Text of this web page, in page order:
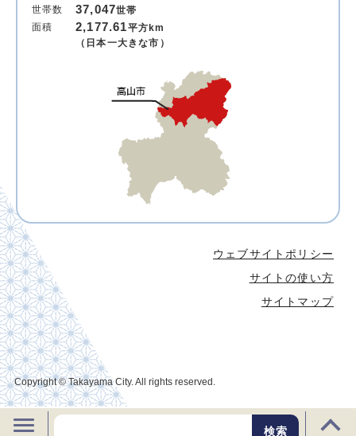
世帯数
37,047世帯
面積
2,177.61平方km
（日本一大きな市）
ウェブサイトポリシー
サイトの使い方
サイトマップ
Copyright © Takayama City. All rights reserved.